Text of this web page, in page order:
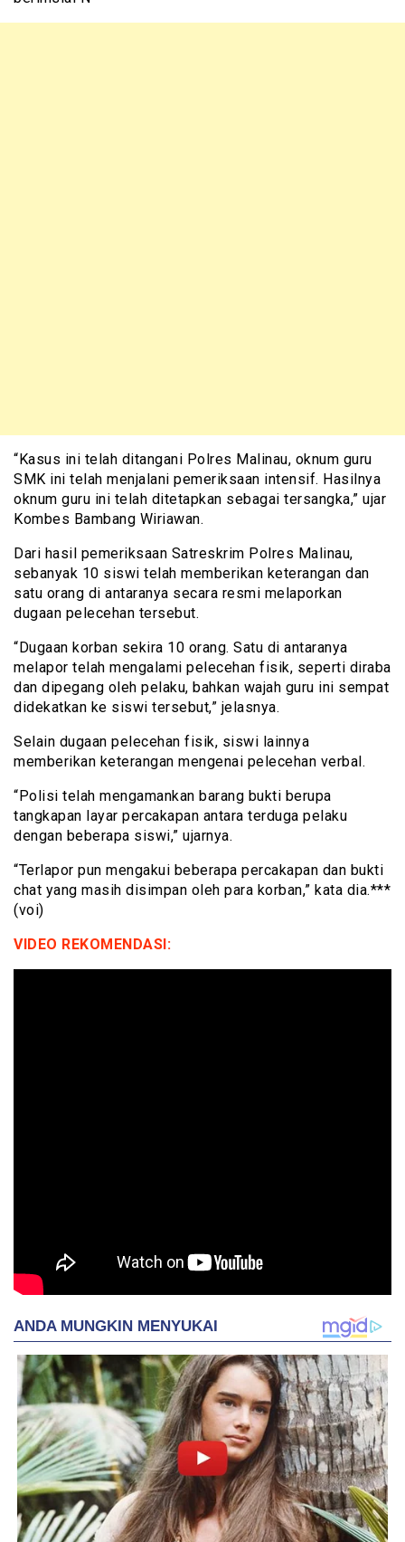
“Kasus ini telah ditangani Polres Malinau, oknum guru
SMK ini telah menjalani pemeriksaan intensif. Hasilnya
oknum guru ini telah ditetapkan sebagai tersangka,” ujar
Kombes Bambang Wiriawan.
Dari hasil pemeriksaan Satreskrim Polres Malinau,
sebanyak 10 siswi telah memberikan keterangan dan
satu orang di antaranya secara resmi melaporkan
dugaan pelecehan tersebut.
“Dugaan korban sekira 10 orang. Satu di antaranya
melapor telah mengalami pelecehan fisik, seperti diraba
dan dipegang oleh pelaku, bahkan wajah guru ini sempat
didekatkan ke siswi tersebut,” jelasnya.
Selain dugaan pelecehan fisik, siswi lainnya
memberikan keterangan mengenai pelecehan verbal.
“Polisi telah mengamankan barang bukti berupa
tangkapan layar percakapan antara terduga pelaku
dengan beberapa siswi,” ujarnya.
“Terlapor pun mengakui beberapa percakapan dan bukti
chat yang masih disimpan oleh para korban,” kata dia.***
(voi)
VIDEO REKOMENDASI: